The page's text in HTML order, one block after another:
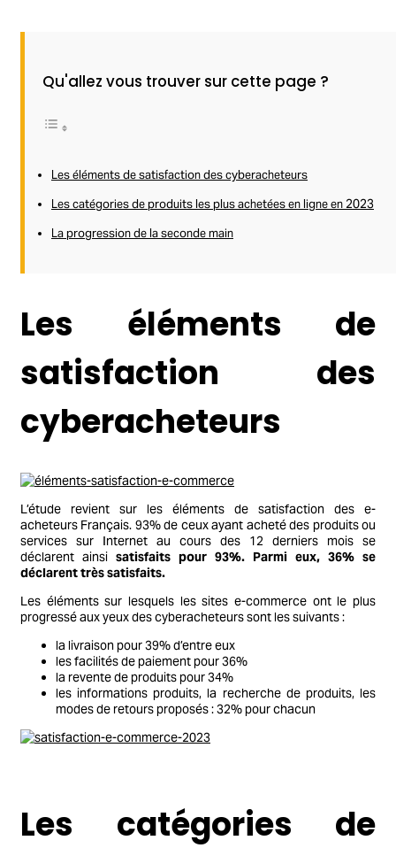
Qu'allez vous trouver sur cette page ?
Les éléments de satisfaction des cyberacheteurs
Les catégories de produits les plus achetées en ligne en 2023
La progression de la seconde main
Les éléments de
satisfaction des
cyberacheteurs
L’étude revient sur les éléments de satisfaction des e-
acheteurs Français. 93% de ceux ayant acheté des produits ou
services sur Internet au cours des 12 derniers mois se
déclarent ainsi satisfaits pour 93%. Parmi eux, 36% se
déclarent très satisfaits.
Les éléments sur lesquels les sites e-commerce ont le plus
progressé aux yeux des cyberacheteurs sont les suivants :
la livraison pour 39% d’entre eux
les facilités de paiement pour 36%
la revente de produits pour 34%
les informations produits, la recherche de produits, les
modes de retours proposés : 32% pour chacun
Les catégories de